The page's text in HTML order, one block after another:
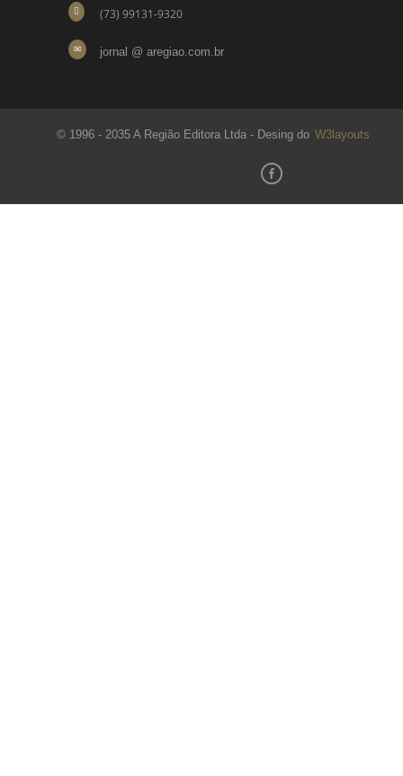
(73) 99131-9320
jornal @ aregiao.com.br
© 1996 - 2035 A Região Editora Ltda - Desing do W3layouts